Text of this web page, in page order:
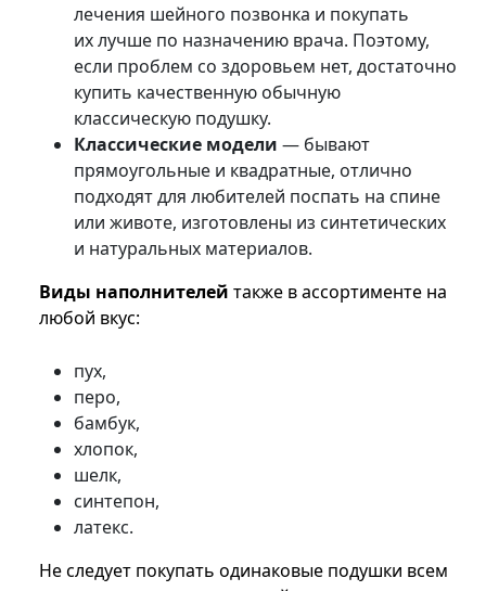
лечения шейного позвонка и покупать
их лучше по назначению врача. Поэтому,
если проблем со здоровьем нет, достаточно
купить качественную обычную
классическую подушку.
Классические модели — бывают
прямоугольные и квадратные, отлично
подходят для любителей поспать на спине
или животе, изготовлены из синтетических
и натуральных материалов.
Виды наполнителей также в ассортименте на
любой вкус:
пух,
перо,
бамбук,
хлопок,
шелк,
синтепон,
латекс.
Не следует покупать одинаковые подушки всем